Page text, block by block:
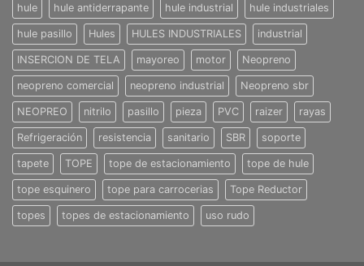
hule hule antiderrapante hule industrial hule industriales
hule pasillo Hules HULES INDUSTRIALES industrial
INSERCION DE TELA mayoreo motor Neopreno
neopreno comercial neopreno industrial Neopreno sbr
NEOPREO nitrilo pasillo pieza PVC raizer rayas
Refrigeración resistencia sanitario SBR soporte
tapete TOPE tope de estacionamiento tope de hule
tope esquinero tope para carrocerias Tope Reductor
topes topes de estacionamiento uso rudo